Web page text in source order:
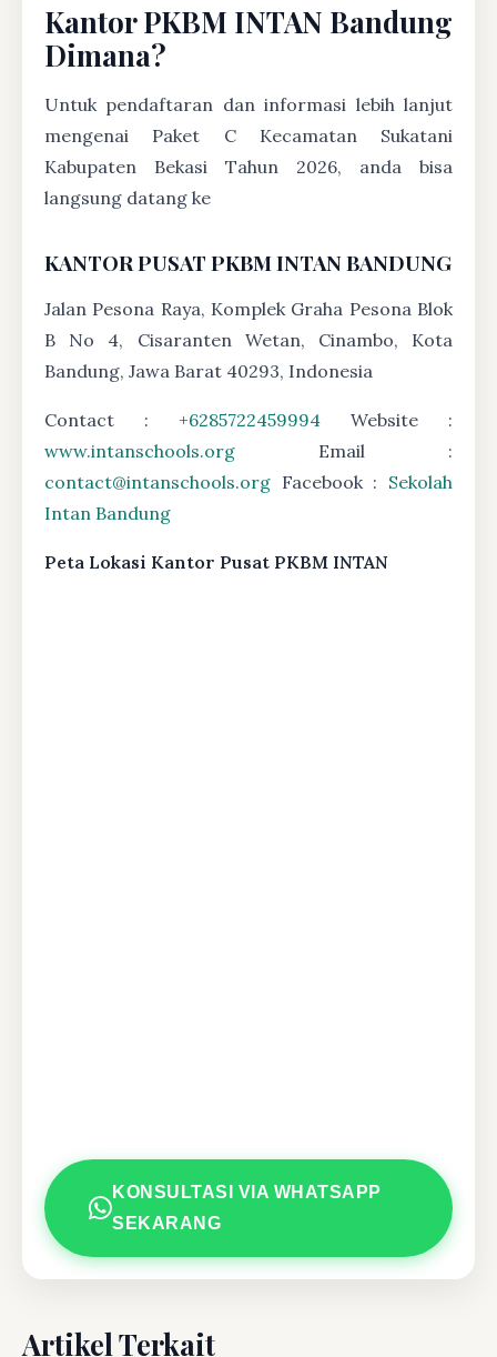
Kantor PKBM INTAN Bandung
Dimana?
Untuk pendaftaran dan informasi lebih lanjut
mengenai Paket C Kecamatan Sukatani
Kabupaten Bekasi Tahun 2026, anda bisa
langsung datang ke
KANTOR PUSAT PKBM INTAN BANDUNG
Jalan Pesona Raya, Komplek Graha Pesona Blok
B No 4, Cisaranten Wetan, Cinambo, Kota
Bandung, Jawa Barat 40293, Indonesia
Contact : +6285722459994 Website :
www.intanschools.org Email :
contact@intanschools.org Facebook : Sekolah
Intan Bandung
Peta Lokasi Kantor Pusat PKBM INTAN
KONSULTASI VIA WHATSAPP
SEKARANG
Artikel Terkait